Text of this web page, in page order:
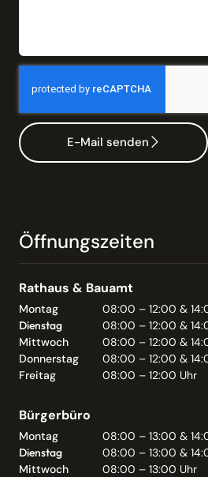
E-Mail senden
Öffnungszeiten
Rathaus & Bauamt
Montag
08:00 – 12:00 &
Dienstag
08:00 – 12:00 &
Mittwoch
08:00 – 12:00 &
Donnerstag
08:00 – 12:00 &
Freitag
08:00 – 12:00 Uhr
Bürgerbüro
Montag
08:00 – 13:00 &
Dienstag
08:00 – 13:00 &
Mittwoch
08:00 – 13:00 Uhr